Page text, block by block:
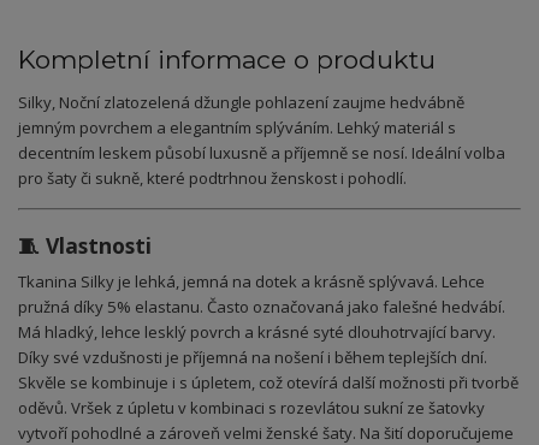
Kompletní informace o produktu
Silky, Noční zlatozelená džungle pohlazení zaujme hedvábně
jemným povrchem a elegantním splýváním. Lehký materiál s
decentním leskem působí luxusně a příjemně se nosí. Ideální volba
pro šaty či sukně, které podtrhnou ženskost i pohodlí.
🧵 Vlastnosti
Tkanina Silky je lehká, jemná na dotek a krásně splývavá. Lehce
pružná díky 5% elastanu. Často označovaná jako falešné hedvábí.
Má hladký, lehce lesklý povrch a krásné syté dlouhotrvající barvy.
Díky své vzdušnosti je příjemná na nošení i během teplejších dní.
Skvěle se kombinuje i s úpletem, což otevírá další možnosti při tvorbě
oděvů. Vršek z úpletu v kombinaci s rozevlátou sukní ze šatovky
vytvoří pohodlné a zároveň velmi ženské šaty. Na šití doporučujeme